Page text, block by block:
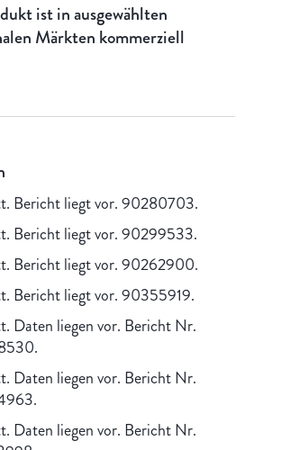
ist in ausgewählten
Märkten kommerziell
Bericht liegt vor. 90280703.
Bericht liegt vor. 90299533.
Bericht liegt vor. 90262900.
Bericht liegt vor. 90355919.
Daten liegen vor. Bericht Nr.
Daten liegen vor. Bericht Nr.
Daten liegen vor. Bericht Nr.